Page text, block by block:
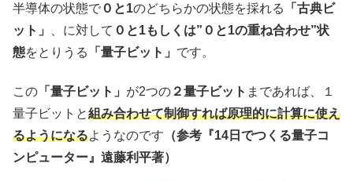
半導体の状態で０と1のどちらかの状態を採れる
「古典ビ
ット」
、に対して ０と1もしくは”０と1の重ね合わせ”状
態をとりうる 「量子ビット」 です。
この 「量子ビット」 が2つの ２量子ビット まであれば、１
量子ビットと組み合わせて制御すれば原理的に計算に使え
るようになるようなのです （参考『14日でつくる量子コ
ンピューター』遠藤利平著）